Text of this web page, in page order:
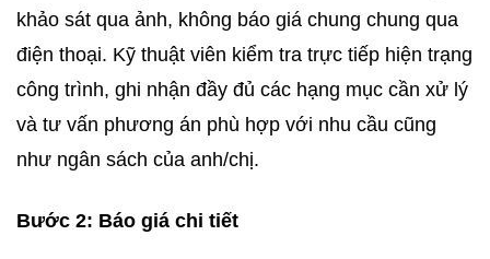
khảo sát qua ảnh, không báo giá chung chung qua
điện thoại. Kỹ thuật viên kiểm tra trực tiếp hiện trạng
công trình, ghi nhận đầy đủ các hạng mục cần xử lý
và tư vấn phương án phù hợp với nhu cầu cũng
như ngân sách của anh/chị.
Bước 2: Báo giá chi tiết